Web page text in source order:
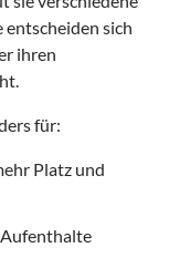
sich
ihren
für:
Platz und